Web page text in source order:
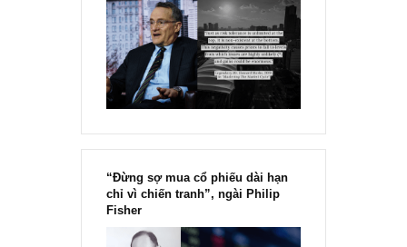
Chu kỳ trong thái độ của đám
đông đối với rủi ro, Ngài Howard
Marks